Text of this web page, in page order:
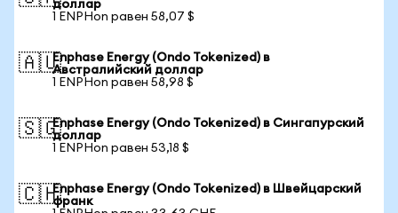
доллар
1 ENPHon равен 58,07 $
🇦🇺Enphase Energy (Ondo Tokenized) в
Австралийский доллар
1 ENPHon равен 58,98 $
🇸🇬Enphase Energy (Ondo Tokenized) в Сингапурский
доллар
1 ENPHon равен 53,18 $
🇨🇭Enphase Energy (Ondo Tokenized) в Швейцарский
франк